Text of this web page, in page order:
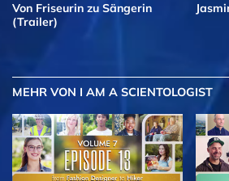
Von Friseurin zu Sängerin
(Trailer)
MEHR VON I AM A SCIENTOLOGIST